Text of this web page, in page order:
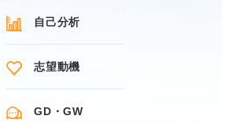
自己分析
志望動機
GD・GW